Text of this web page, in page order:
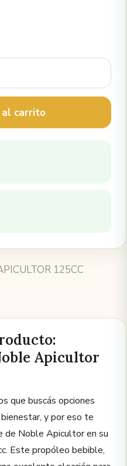
al carrito
125CC
Apicultor
que buscás opciones
y por eso te
de Noble Apicultor en su
Este propóleo bebible,